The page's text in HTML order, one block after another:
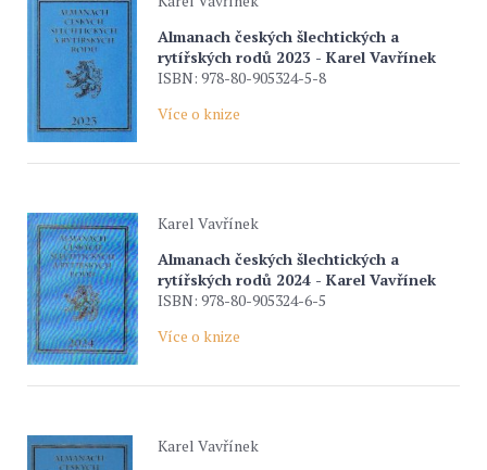
Almanach českých šlechtických a
rytířských rodů 2023 - Karel Vavřínek
ISBN: 978-80-905324-5-8
Více o knize
Karel Vavřínek
Almanach českých šlechtických a
rytířských rodů 2024 - Karel Vavřínek
ISBN: 978-80-905324-6-5
Více o knize
Karel Vavřínek